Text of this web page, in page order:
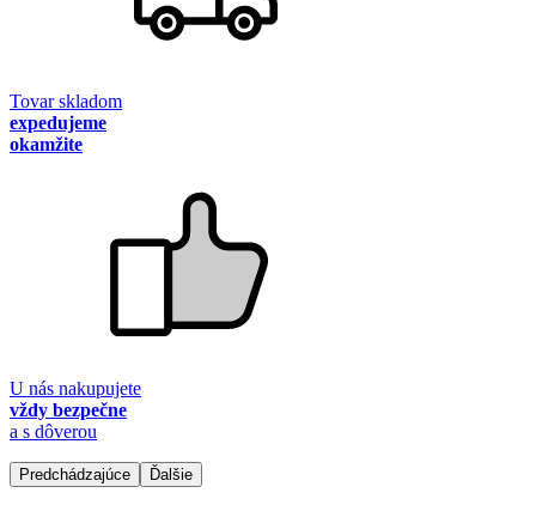
Tovar skladom
expedujeme
okamžite
U nás nakupujete
vždy bezpečne
a s dôverou
Predchádzajúce Ďalšie